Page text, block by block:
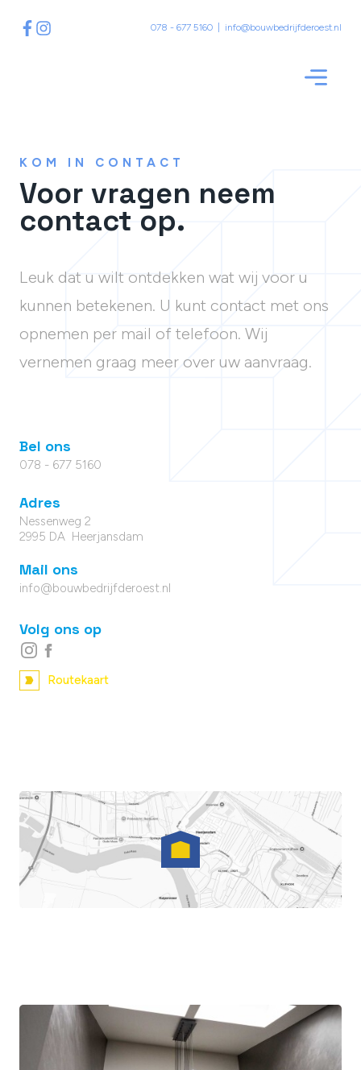
078 - 677 5160 info@bouwbedrijfderoest.nl
KOM IN CONTACT
Voor vragen neem
contact op.
Leuk dat u wilt ontdekken wat wij voor u
kunnen betekenen. U kunt contact met ons
opnemen per mail of telefoon. Wij
vernemen graag meer over uw aanvraag.
Bel ons
078 - 677 5160
Adres
Nessenweg 2
2995 DA Heerjansdam
Mail ons
info@bouwbedrijfderoest.nl
Volg ons op
Routekaart